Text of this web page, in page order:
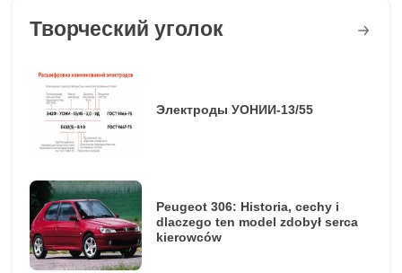
Творческий уголок
Электроды УОНИИ-13/55
Peugeot 306: Historia, cechy i
dlaczego ten model zdobył serca
kierowców